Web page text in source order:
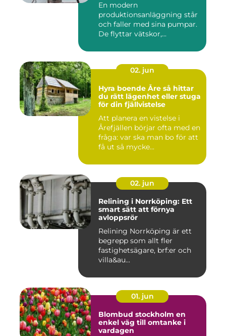
En modern
produktionsanläggning står
och faller med sina pumpar.
De flyttar vätskor,...
02. jun
Hyra boende Åre så hittar
du rätt lägenhet eller stuga
för din fjällvistelse
Att planera en vistelse i
Årefjällen börjar ofta med en
fråga: var ska man bo för att
få ut så mycke...
02. jun
Relining i Norrköping: Ett
smart sätt att förnya
avloppsrör
Relining Norrköping är ett
begrepp som allt fler
fastighetsägare, brf:er och
villa&au...
01. jun
Blombud stockholm en
enkel väg till omtanke i
vardagen